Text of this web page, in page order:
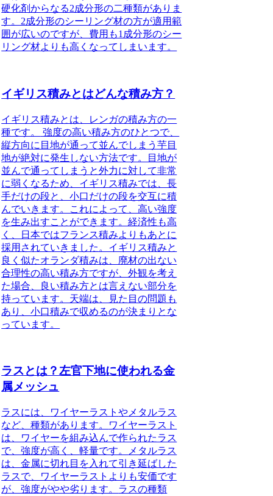
硬化剤からなる2成分形の二種類がありま
す。2成分形のシーリング材の方が適用範
囲が広いのですが、費用も1成分形のシー
リング材よりも高くなってしまいます。
イギリス積みとはどんな積み方？
イギリス積みとは、レンガの積み方の一
種です。
強度の高い積み方のひとつで、
縦方向に目地が通って並んでしまう芋目
地が絶対に発生しない方法です。目地が
並んで通ってしまうと外力に対して非常
に弱くなるため、イギリス積みでは、長
手だけの段と、小口だけの段を交互に積
んでいきます。これによって、高い強度
を生み出すことができます。経済性も高
く、日本ではフランス積みよりもあとに
採用されていきました。イギリス積みと
良く似たオランダ積みは、廃材の出ない
合理性の高い積み方ですが、外観を考え
た場合、良い積み方とは言えない部分を
持っています。天端は、見た目の問題も
あり、小口積みで収めるのが決まりとな
っています。
ラスとは？左官下地に使われる金
属メッシュ
ラスには、 ワイヤーラストや メタルラス
など、種類があります。
ワイヤーラスト
は、ワイヤーを組み込んで作られたラス
で、強度が高く、軽量です。
メタルラス
は、金属に切れ目を入れて引き延ばした
ラスで、ワイヤーラストよりも安価です
が、強度がやや劣ります。 ラスの種類